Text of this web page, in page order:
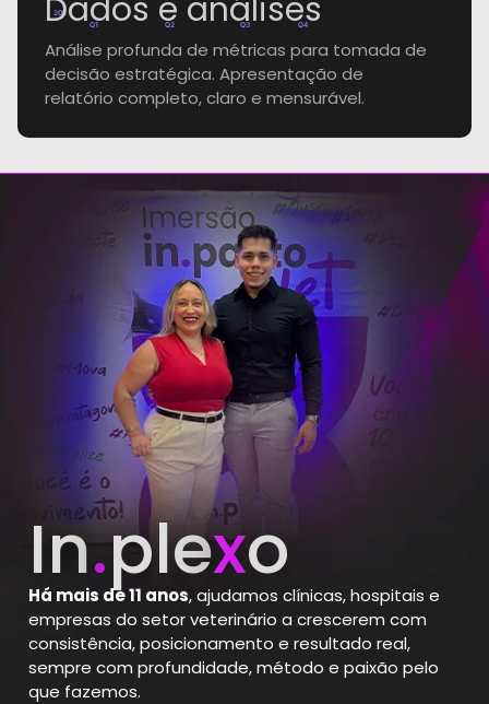
20k
Q1
Q2 Q3 Q4
Dados e análises
Análise profunda de métricas para tomada de
decisão estratégica. Apresentação de
relatório completo, claro e mensurável.
In.plexo
Há mais de 11 anos, ajudamos clínicas, hospitais e
empresas do setor veterinário a crescerem com
consistência, posicionamento e resultado real,
sempre com profundidade, método e paixão pelo
que fazemos.